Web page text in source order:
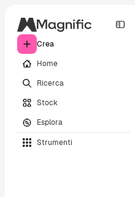
Crea
Home
Ricerca
Stock
Esplora
Strumenti